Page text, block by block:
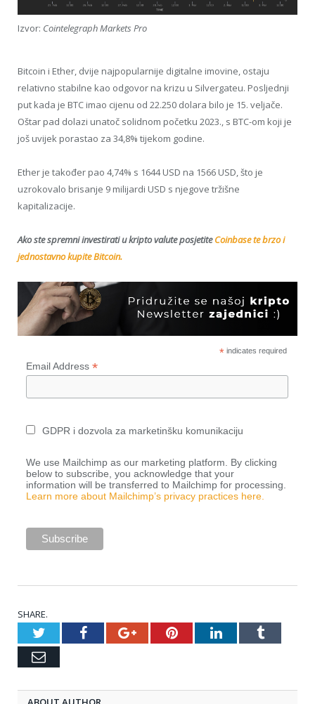
Izvor: Cointelegraph Markets Pro
Bitcoin i Ether, dvije najpopularnije digitalne imovine, ostaju
relativno stabilne kao odgovor na krizu u Silvergateu. Posljednji
put kada je BTC imao cijenu od 22.250 dolara bilo je 15. veljače.
Oštar pad dolazi unatoč solidnom početku 2023., s BTC-om koji je
još uvijek porastao za 34,8% tijekom godine.
Ether je također pao 4,74% s 1644 USD na 1566 USD, što je
uzrokovalo brisanje 9 milijardi USD s njegove tržišne
kapitalizacije.
Ako ste spremni investirati u kripto valute posjetite Coinbase te brzo i
jednostavno kupite Bitcoin.
*indicates required
Email Address *
GDPR i dozvola za marketinšku komunikaciju
We use Mailchimp as our marketing platform. By clicking
below to subscribe, you acknowledge that your
information will be transferred to Mailchimp for processing.
Learn more about Mailchimp’s privacy practices here.
SHARE.
TwitterFacebookGoogle+PinterestLinkedInTumblr
Email